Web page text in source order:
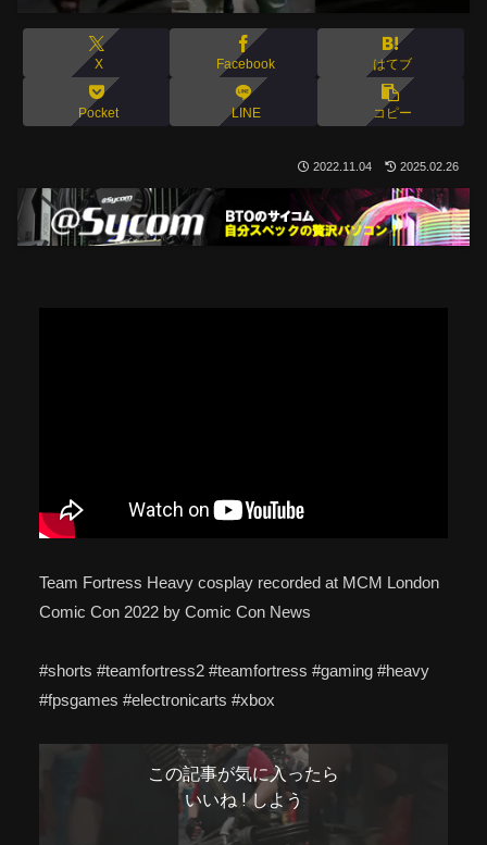
X Facebook はてブ
Pocket LINE コピー
2022.11.04 2025.02.26
Team Fortress Heavy cosplay recorded at MCM London
Comic Con 2022 by Comic Con News
#shorts #teamfortress2 #teamfortress #gaming #heavy
#fpsgames #electronicarts #xbox
この記事が気に入ったら
いいね ! しよう